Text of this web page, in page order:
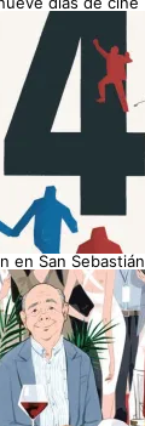
en San Sebastián